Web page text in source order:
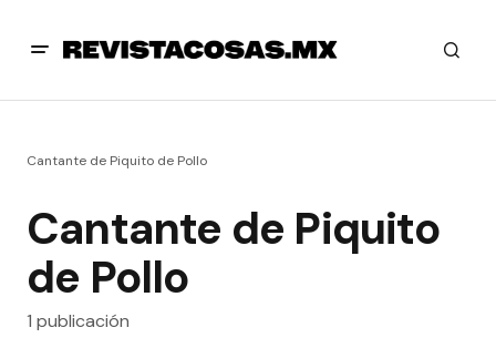
Cantante de Piquito de Pollo
Cantante de Piquito
de Pollo
1 publicación